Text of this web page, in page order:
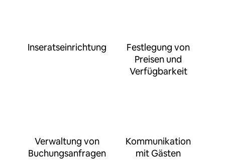
Inseratseinrichtung
Festlegung von
Preisen und
Verfügbarkeit
Verwaltung von
Buchungsanfragen
Kommunikation
mit Gästen